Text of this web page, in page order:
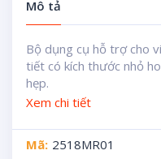
Mô tả
Bộ dụng cụ hỗ trợ cho
tiết có kích thước nhỏ
hẹp.
Xem chi tiết
Mã: 2518MR01